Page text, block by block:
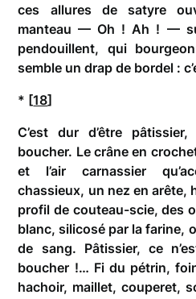
ces allures de satyre
manteau — Oh ! Ah ! —
pendouillent, qui
semble un drap de bordel :
* [18]
C’est dur d’être
boucher. Le crâne en
et l’air carnassier
chassieux, un nez en arête,
profil de couteau-scie, des
blanc, silicosé par la farine,
de sang. Pâtissier, ce
boucher !… Fi du pétrin,
hachoir, maillet, couperet,